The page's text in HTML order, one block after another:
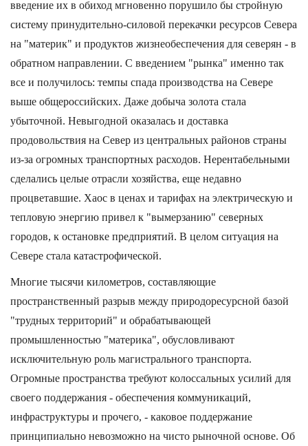
введение их в обиход мгновенно порушило бы стройную
систему принудительно-силовой перекачки ресурсов Севера
на "материк" и продуктов жизнеобеспечения для северян - в
обратном направлении. С введением "рынка" именно так
все и получилось: темпы спада производства на Севере
выше общероссийских. Даже добыча золота стала
убыточной. Невыгодной оказалась и доставка
продовольствия на Север из центральных районов страны
из-за огромных транспортных расходов. Нерентабельными
сделались целые отрасли хозяйства, еще недавно
процветавшие. Хаос в ценах и тарифах на электрическую и
тепловую энергию привел к "вымерзанию" северных
городов, к остановке предприятий. В целом ситуация на
Севере стала катастрофической.
Многие тысячи километров, составляющие
пространственный разрыв между природоресурсной базой
"трудных территорий" и обрабатывающей
промышленностью "материка", обусловливают
исключительную роль магистрального транспорта.
Огромные пространства требуют колоссальных усилий для
своего поддержания - обеспечения коммуникаций,
инфраструктуры и прочего, - каковое поддержание
принципиально невозможно на чисто рыночной основе. Об